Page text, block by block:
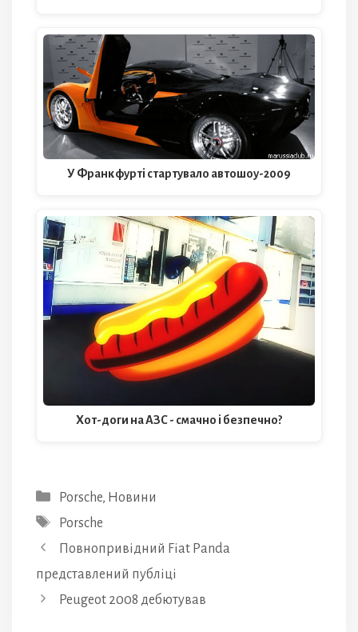
У Франкфурті стартувало автошоу-2009
Хот-доги на АЗС - смачно і безпечно?
Категорії
Porsche, Новини
Позначки
Porsche
Повнопривідний Fiat Panda
представлений публіці
Peugeot 2008 дебютував